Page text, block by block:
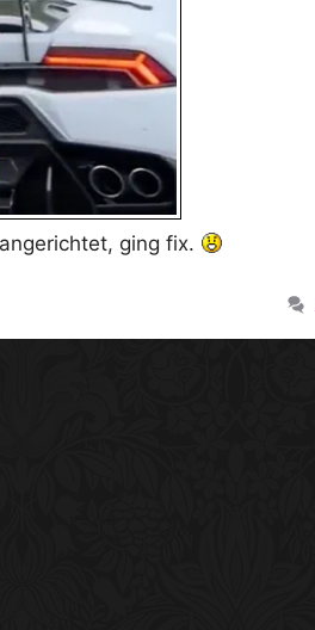
ging fix.